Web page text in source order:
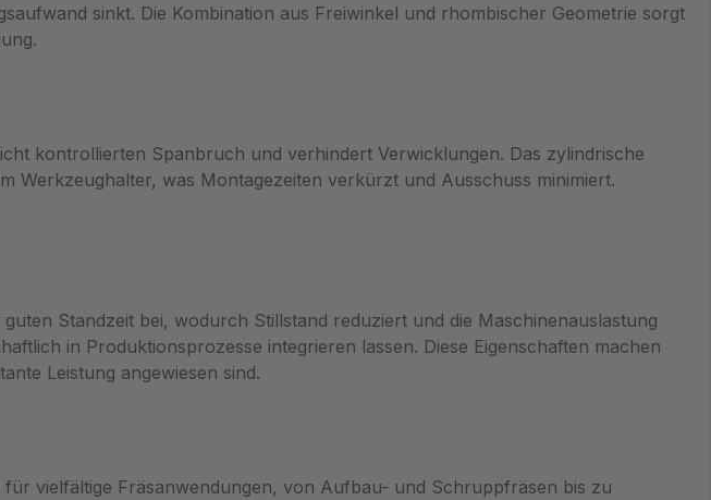
sinkt. Die Kombination aus Freiwinkel und rhombischer Geometrie sorgt
kontrollierten Spanbruch und verhindert Verwicklungen. Das zylindrische
Werkzeughalter, was Montagezeiten verkürzt und Ausschuss minimiert.
Standzeit bei, wodurch Stillstand reduziert und die Maschinenauslastung
in Produktionsprozesse integrieren lassen. Diese Eigenschaften machen
Leistung angewiesen sind.
vielfältige Fräsanwendungen, von Aufbau- und Schruppfräsen bis zu